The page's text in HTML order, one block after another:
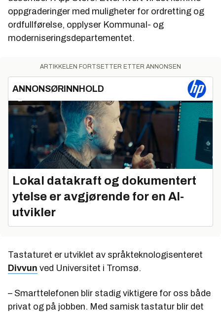
oppgraderinger med muligheter for ordretting og
ordfullførelse, opplyser Kommunal- og
moderniseringsdepartementet.
ARTIKKELEN FORTSETTER ETTER ANNONSEN
ANNONSØRINNHOLD
Lokal datakraft og dokumentert
ytelse er avgjørende for en AI-
utvikler
Tastaturet er utviklet av språkteknologisenteret
Divvun ved Universitet i Tromsø.
– Smarttelefonen blir stadig viktigere for oss både
privat og på jobben. Med samisk tastatur blir det